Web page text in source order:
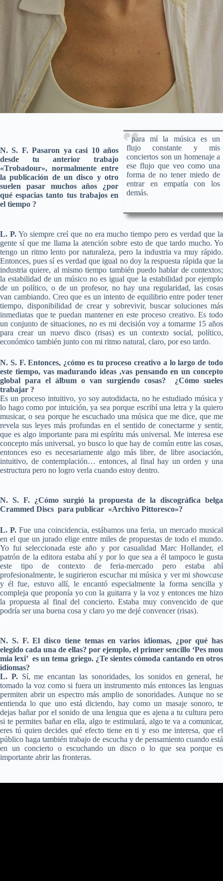
para mí la música es un
flujo constante y mis
conciertos son un homenaje a
ese flujo que veo como una
forma de no tener miedo de
entrar en empatía con los
demás.
N. S. F. Pasaron ya casi 10 años
desde tu anterior trabajo
«Trobadour», normalmente entre
la publicación de un disco y otro
suelen pasar muchos años ¿por
qué espacias tanto tus trabajos en
el tiempo ?
L. P.Yo siempre creí que no era mucho tiempo pero es verdad que la
gente sí que me llama la atención sobre esto de que tardo mucho. Yo
tengo un ritmo lento por naturaleza, pero la industria va muy rápido.
Entonces, pues sí es verdad que igual no doy la respuesta rápida que la
industria quiere, al mismo tiempo también puedo hablar de contextos;
la estabilidad de un músico no es igual que la estabilidad por ejemplo
de un político, o de un profesor, no hay una regularidad, las cosas
van cambiando. Creo que es un intento de equilibrio entre poder tener
tiempo, disponibilidad de crear y sobrevivir, buscar soluciones más
inmediatas que te puedan mantener en este proceso creativo. Es todo
un conjunto de situaciones, no es mi decisión voy a tomarme 15 años
para crear un nuevo disco (risas) es un contexto social, político,
económico también junto con mi ritmo natural, claro, por eso tardo.
N. S. F. Entonces, ¿cómo es tu proceso creativo a lo largo de todo
este tiempo, vas madurando ideas ,vas pensando en un concepto
global para el álbum o van surgiendo cosas? ¿Cómo sueles
trabajar ?
Es un proceso intuitivo, yo soy autodidacta, no he estudiado música y
lo hago como por intuición, ya sea porque escribí una letra y la quiero
musicar, o sea porque he escuchado una música que me dice, que me
revela sus leyes más profundas en el sentido de conectarme y sentir,
que es algo importante para mi espíritu más universal. Me interesa ese
concepto más universal, yo busco lo que hay de común entre las cosas,
entonces eso es necesariamente algo más libre, de libre asociación,
intuitivo, de contemplación… entonces, al final hay un orden y una
estructura pero no logro verla cuando estoy dentro.
N. S. F. ¿Cómo surgió la propuesta de la discográfica belga
Crammed Discs para publicar «Archivo Pittoresco»?
L. P. Fue una coincidencia, estábamos una feria, un mercado musical
en el que un jurado elige entre miles de propuestas de todo el mundo.
Yo fui seleccionada este año y por casualidad Marc Hollander, el
patrón de la editora estaba ahí y por lo que sea a él tampoco le gusta
este tipo de contexto de feria-mercado pero estaba ahí
profesionalmente, le sugirieron escuchar mi música y ver mi showcase
y él fue, estuvo allí, le encantó especialmente la forma sencilla y
compleja que proponía yo con la guitarra y la voz y entonces me hizo
la propuesta al final del concierto. Estaba muy convencido de que
podría ser una buena cosa y claro yo me dejé convencer (risas).
N. S. F. El disco tiene temas en varios idiomas, ¿por qué has
elegido cada una de ellas? por ejemplo, el primer sencillo ‘Pes mou
mia lexi’ es un tema griego. ¿Te sientes cómoda cantando en otros
idiomas?
L. P.Sí, me encantan las sonoridades, los sonidos en general, he
tomado la voz como si fuera un instrumento más entonces las lenguas
permiten abrir un espectro más amplio de sonoridades. Aunque no se
entienda lo que uno está diciendo, hay como un masaje sonoro, te
dejas bañar por el sonido de una lengua que es ajena a tu cultura pero
si te permites bañar en ella, algo te estimulará, algo te va a comunicar,
eres tú quien decides qué efecto tiene en ti y eso me interesa, que el
público haga también trabajo de escucha y de pensamiento cuando está
en un concierto o escuchando un disco o lo que sea porque es
importante abrir las fronteras.